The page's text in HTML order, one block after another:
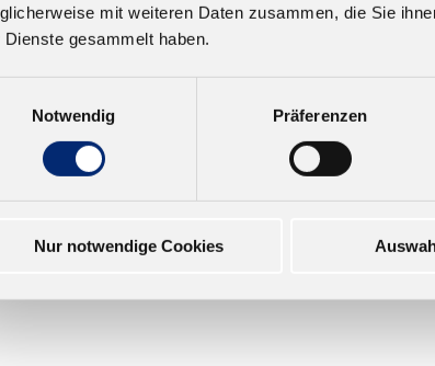
mit weiteren Daten zusammen, die Sie
Dienste gesammelt haben.
Notwendig
Präferenzen
Nur notwendige Cookies
501.0 1K PUR Leim D4
Geprüft nach EN 14257 (Watt
ca. 20-25 Minuten
Ab 14,38 € zzgl. MwSt.